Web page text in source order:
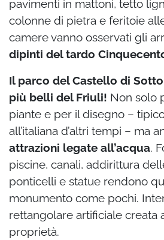
pavimenti in mattoni, tetto
colonne di pietra e feritoie
camere vanno osservati gli
dipinti del tardo
Il parco del Castello di
più belli del Friuli! Non solo
piante e per il disegno –
all’italiana d’altri tempi – ma
attrazioni legate all’acqua.
piscine, canali, addirittura
ponticelli e statue rendono
monumento come pochi.
rettangolare artificiale creata
proprietà.